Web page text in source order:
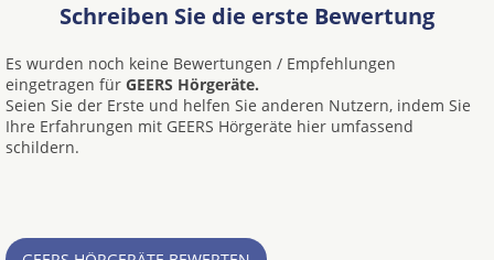
Schreiben Sie die erste Bewertung
Es wurden noch keine Bewertungen / Empfehlungen
eingetragen für GEERS Hörgeräte.
Seien Sie der Erste und helfen Sie anderen Nutzern, indem Sie
Ihre Erfahrungen mit GEERS Hörgeräte hier umfassend
schildern.